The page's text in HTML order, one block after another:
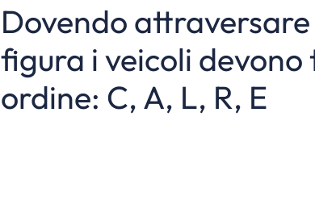
Dovendo
figura i veicoli
ordine: C, A, L, R, E